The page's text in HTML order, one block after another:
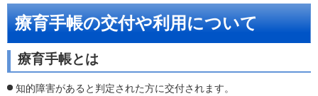
療育手帳の交付や利用について
療育手帳とは
知的障害があると判定された方に交付されます。